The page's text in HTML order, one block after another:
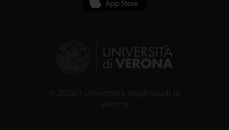
© 2026 | Università degli studi di
Verona